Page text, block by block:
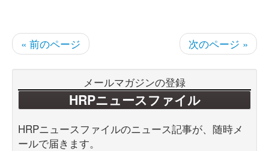
« 前のページ 次のページ »
メールマガジンの登録
HRPニュースファイル
HRPニュースファイルのニュース記事が、随時メ
ールで届きます。